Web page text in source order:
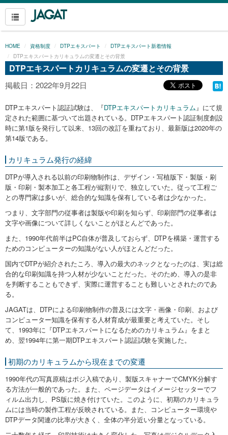
HOME 資格制度 DTPエキスパート
DTPエキスパート新着情報
DTPエキスパートカリキュラムの変遷とその背景
DTPエキスパートカリキュラムの変遷とその背景
掲載日：2022年9月22日
DTPエキスパート認証試験は、『DTPエキスパートカリキュラム』にて規
定された範囲に基づいて出題されている。DTPエキスパート認証制度創設
時に第1版を発行して以来、13回の改訂を重ねており、最新版は2020年の
第14版である。
カリキュラム発行の経緯
DTPが導入される以前の印刷物制作は、デザイン・写植版下・製版・刷
版・印刷・製本加工と各工程が縦割りで、独立していた。従って工程ご
との専門家は多いが、総合的な知識を保有している者は少なかった。
つまり、文字部門の従事者は製版や印刷を知らず、印刷部門の従事者は
文字や画像について詳しくないことがほとんどであった。
また、1990年代前半はPC自体が普及しておらず、DTPを構築・運営する
ためのコンピューターの知識がない人がほとんどだった。
国内でDTPが紹介されたころ、導入の最大のネックとなったのは、実は総
合的な印刷知識を持つ人材が少ないことだった。そのため、導入の是非
を判断することもできず、実際に運営することも難しいとされたのであ
る。
JAGATは、DTPによる印刷物制作の普及には文字・画像・印刷、および
コンピューター知識を保有する人材育成が最重要と考えていた。そし
て、1993年に『DTPエキスパートになるためのカリキュラム』をまと
め、翌1994年に第一期DTPエキスパート認証試験を実施した。
初期のカリキュラムから現在までの変遷
1990年代の写真原稿はポジ入稿であり、製版スキャナーでCMYK分解す
る方法が一般的であった。また、ページデータはイメージセッターでフ
ィルム出力し、PS版に焼き付けていた。このように、初期のカリキュラ
ムには当時の製作工程が反映されている。また、コンピューター環境や
DTPデータ関連の比率が大きく、全体の半分近い分量となっている。